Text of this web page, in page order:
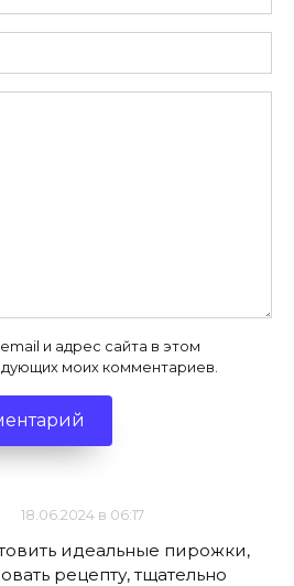
и адрес сайта в этом
моих комментариев.
18.06.2024 в 06:17
идеальные пирожки,
рецепту, тщательно